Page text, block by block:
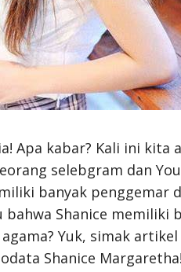
Apa kabar? Kali ini
selebgram dan
banyak penggemar
bahwa Shanice
Yuk, simak
Shanice Margaretha!